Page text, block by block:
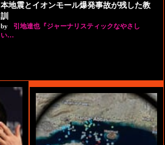
本地震とイオンモール爆発事故が残した教
訓
by
引地達也『ジャーナリスティックなやさし
い…